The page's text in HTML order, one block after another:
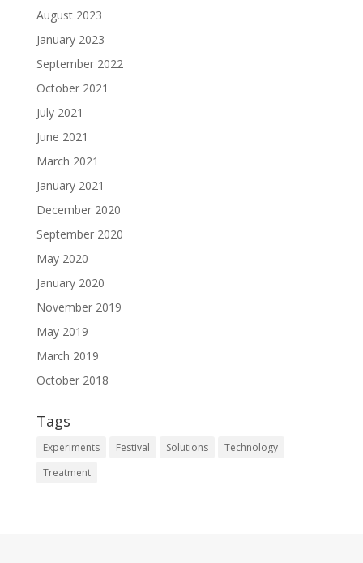
August 2023
January 2023
September 2022
October 2021
July 2021
June 2021
March 2021
January 2021
December 2020
September 2020
May 2020
January 2020
November 2019
May 2019
March 2019
October 2018
Tags
Experiments Festival Solutions
Technology
Treatment